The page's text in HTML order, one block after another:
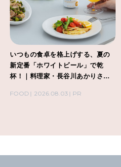
いつもの食卓を格上げする、夏の
新定番「ホワイトビール」で乾
杯！｜料理家・長谷川あかりさん
FOOD
2026.08.03 PR